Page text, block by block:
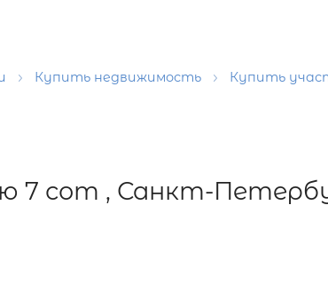
Купить недвижимость Купить
7 сот , Санкт-